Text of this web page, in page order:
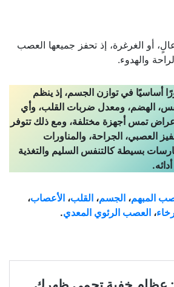
أو الغرغرة، إذ تحفز جميعها العصب
والهدوء.
أساسيًا في توازن الجسم، إذ ينظم
الهضم، ومعدل ضربات القلب، وأي
تمس أجهزة مختلفة، ومع ذلك تتوفر
العصبي، الجراحة، والمناورات
بسيطة كالتنفس السليم والتغذية
المبهم، الجسم، القلب، الأعصاب،
، العصب الرئوي المعدي.